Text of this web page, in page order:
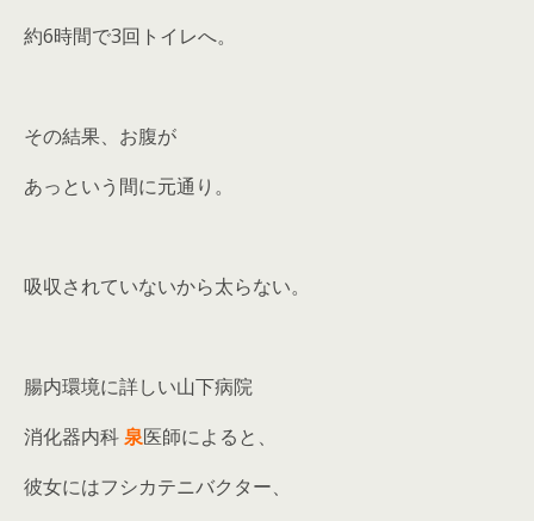
約6時間で3回トイレへ。
その結果、お腹が
あっという間に元通り。
吸収されていないから太らない。
腸内環境に詳しい山下病院
消化器内科泉医師によると、
彼女にはフシカテニバクター、